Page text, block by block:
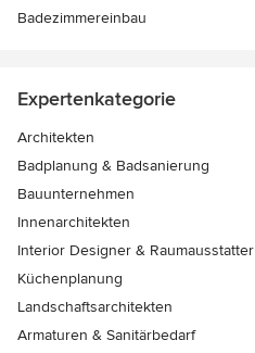
Badezimmereinbau
Expertenkategorie
Architekten
Badplanung & Badsanierung
Bauunternehmen
Innenarchitekten
Interior Designer & Raumausstatter
Küchenplanung
Landschaftsarchitekten
Armaturen & Sanitärbedarf